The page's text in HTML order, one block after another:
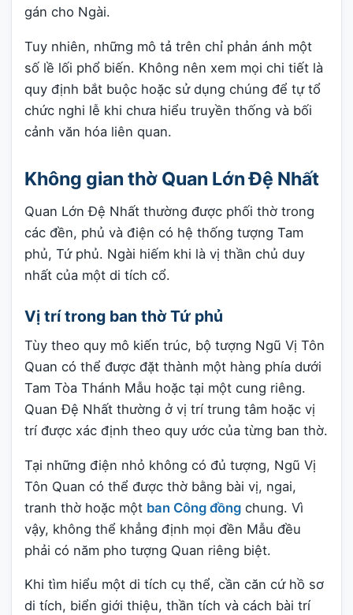
gán cho Ngài.
Tuy nhiên, những mô tả trên chỉ phản ánh một
số lề lối phổ biến. Không nên xem mọi chi tiết là
quy định bắt buộc hoặc sử dụng chúng để tự tổ
chức nghi lễ khi chưa hiểu truyền thống và bối
cảnh văn hóa liên quan.
Không gian thờ Quan Lớn Đệ Nhất
Quan Lớn Đệ Nhất thường được phối thờ trong
các đền, phủ và điện có hệ thống tượng Tam
phủ, Tứ phủ. Ngài hiếm khi là vị thần chủ duy
nhất của một di tích cổ.
Vị trí trong ban thờ Tứ phủ
Tùy theo quy mô kiến trúc, bộ tượng Ngũ Vị Tôn
Quan có thể được đặt thành một hàng phía dưới
Tam Tòa Thánh Mẫu hoặc tại một cung riêng.
Quan Đệ Nhất thường ở vị trí trung tâm hoặc vị
trí được xác định theo quy ước của từng ban thờ.
Tại những điện nhỏ không có đủ tượng, Ngũ Vị
Tôn Quan có thể được thờ bằng bài vị, ngai,
tranh thờ hoặc một ban Công đồng chung. Vì
vậy, không thể khẳng định mọi đền Mẫu đều
phải có năm pho tượng Quan riêng biệt.
Khi tìm hiểu một di tích cụ thể, cần căn cứ hồ sơ
di tích, biển giới thiệu, thần tích và cách bài trí